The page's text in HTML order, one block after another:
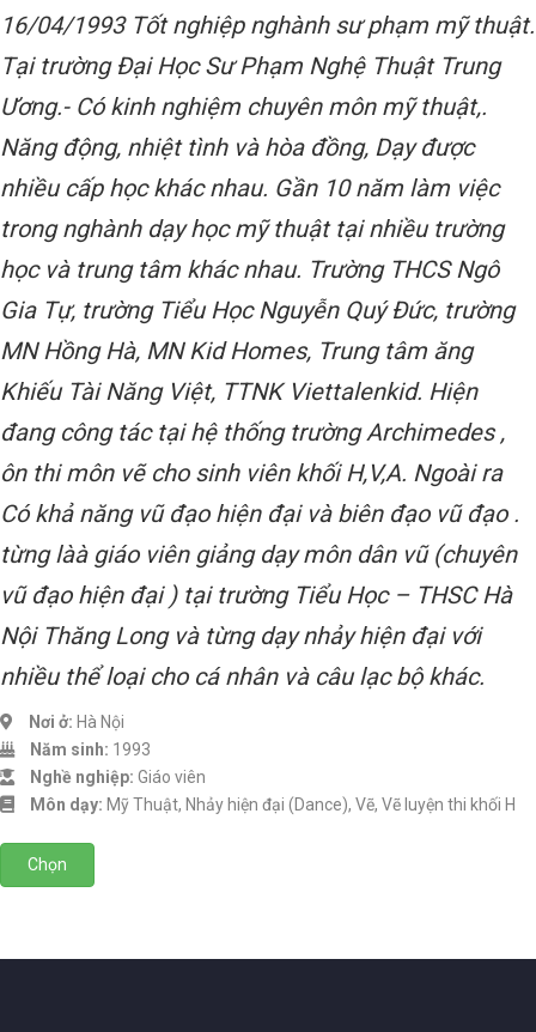
16/04/1993 Tốt nghiệp nghành sư phạm mỹ thuật.
Tại trường Đại Học Sư Phạm Nghệ Thuật Trung
Ương.- Có kinh nghiệm chuyên môn mỹ thuật,.
Năng động, nhiệt tình và hòa đồng, Dạy được
nhiều cấp học khác nhau. Gần 10 năm làm việc
trong nghành dạy học mỹ thuật tại nhiều trường
học và trung tâm khác nhau. Trường THCS Ngô
Gia Tự, trường Tiểu Học Nguyễn Quý Đức, trường
MN Hồng Hà, MN Kid Homes, Trung tâm ăng
Khiếu Tài Năng Việt, TTNK Viettalenkid. Hiện
đang công tác tại hệ thống trường Archimedes ,
ôn thi môn vẽ cho sinh viên khối H,V,A. Ngoài ra
Có khả năng vũ đạo hiện đại và biên đạo vũ đạo .
từng làà giáo viên giảng dạy môn dân vũ (chuyên
vũ đạo hiện đại ) tại trường Tiểu Học – THSC Hà
Nội Thăng Long và từng dạy nhảy hiện đại với
nhiều thể loại cho cá nhân và câu lạc bộ khác.
Nơi ở: Hà Nội
Năm sinh: 1993
Nghề nghiệp: Giáo viên
Môn dạy: Mỹ Thuật, Nhảy hiện đại (Dance), Vẽ, Vẽ luyện thi khối H
Chọn